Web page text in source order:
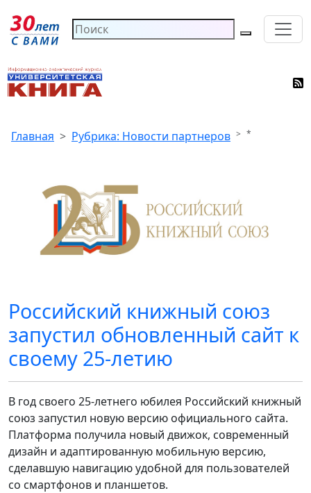
Главная Рубрика: Новости партнеров *
Российский книжный союз
запустил обновленный сайт к
своему 25-летию
В год своего 25-летнего юбилея Российский книжный
союз запустил новую версию официального сайта.
Платформа получила новый движок, современный
дизайн и адаптированную мобильную версию,
сделавшую навигацию удобной для пользователей
со смартфонов и планшетов.